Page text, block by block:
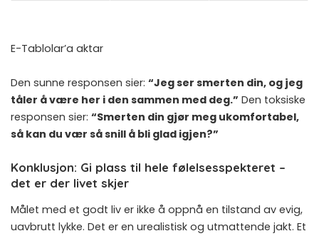
E-Tablolar’a aktar
Den sunne responsen sier: “Jeg ser smerten din, og jeg
tåler å være her i den sammen med deg.” Den toksiske
responsen sier: “Smerten din gjør meg ukomfortabel,
så kan du vær så snill å bli glad igjen?”
Konklusjon: Gi plass til hele følelsesspekteret –
det er der livet skjer
Målet med et godt liv er ikke å oppnå en tilstand av evig,
uavbrutt lykke. Det er en urealistisk og utmattende jakt. Et